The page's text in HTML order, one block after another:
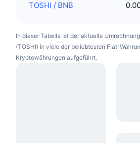
TOSHI / BNB
In dieser Tabelle ist der aktuelle
(TOSHI) in viele der beliebtesten Fiat-
Kryptowährungen aufgeführt.